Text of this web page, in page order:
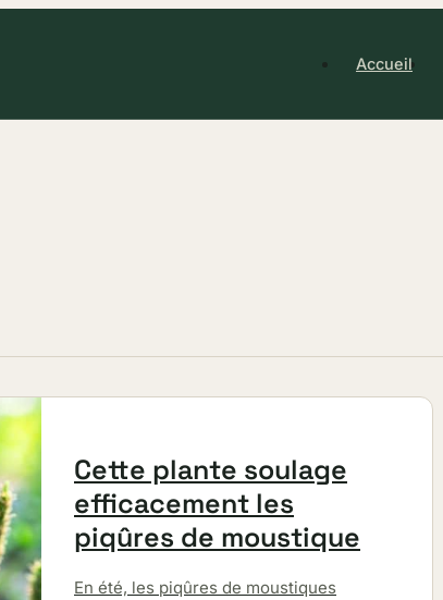
Accueil
Cette plante soulage
efficacement les
piqûres de moustique
En été, les piqûres de moustiques